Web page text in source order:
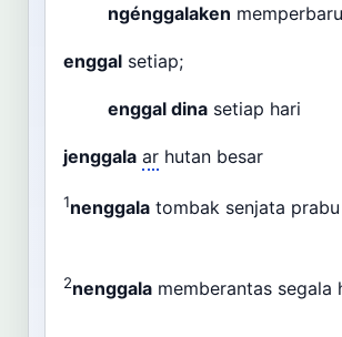
ngénggalaken
enggal setiap;
enggal dina setiap hari
jenggala ar hutan besar
1nenggala tombak senjata
2nenggala memberantas segala